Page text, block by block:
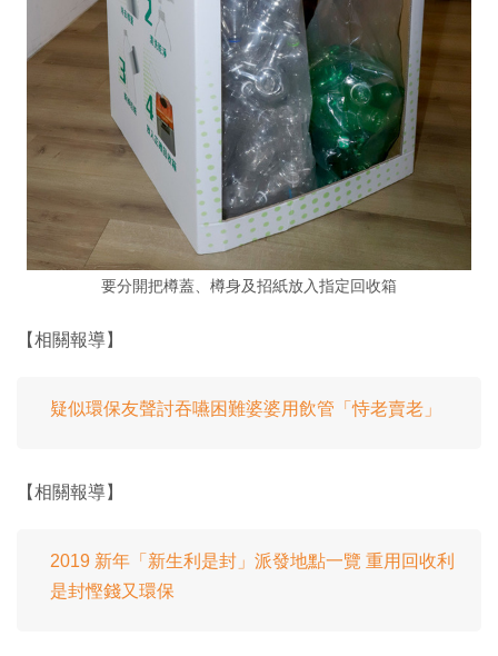
要分開把樽蓋、樽身及招紙放入指定回收箱
【相關報導】
疑似環保友聲討吞嚥困難婆婆用飲管「恃老賣老」
【相關報導】
2019 新年「新生利是封」派發地點一覽 重用回收利
是封慳錢又環保